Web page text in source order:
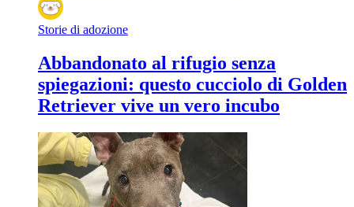
Storie di adozione
Abbandonato al rifugio senza
spiegazioni: questo cucciolo di Golden
Retriever vive un vero incubo